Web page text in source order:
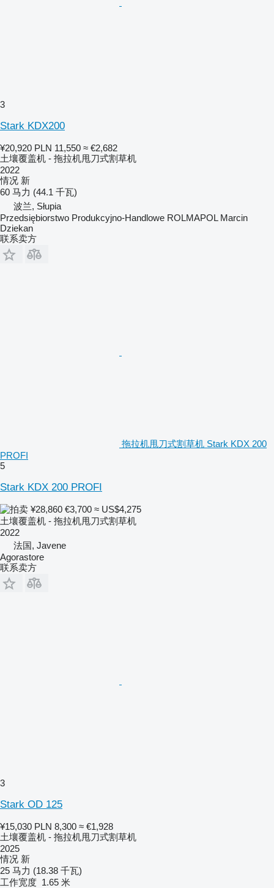
3
Stark KDX200
¥20,920 PLN 11,550 ≈ €2,682
土壤覆盖机 - 拖拉机甩刀式割草机
2022
情况 新
60 马力 (44.1 千瓦)
波兰, Słupia
Przedsiębiorstwo Produkcyjno-Handlowe ROLMAPOL Marcin
Dziekan
联系卖方
拖拉机甩刀式割草机 Stark KDX 200
PROFI
5
Stark KDX 200 PROFI
¥28,860 €3,700 ≈ US$4,275
土壤覆盖机 - 拖拉机甩刀式割草机
2022
法国, Javene
Agorastore
联系卖方
3
Stark OD 125
¥15,030 PLN 8,300 ≈ €1,928
土壤覆盖机 - 拖拉机甩刀式割草机
2025
情况 新
25 马力 (18.38 千瓦)
工作宽度 1.65 米